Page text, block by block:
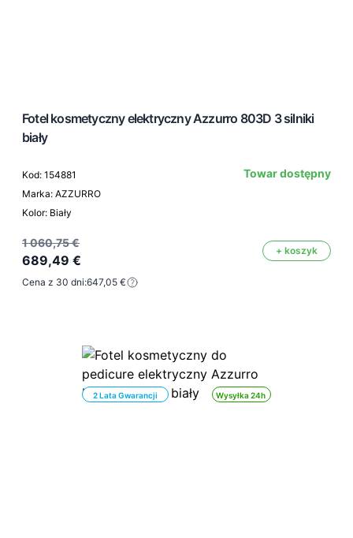
Fotel kosmetyczny elektryczny Azzurro 803D 3 silniki
biały
Kod: 154881
Marka: AZZURRO
Kolor: Biały
Towar dostępny
1 060,75 €
689,49 €
+ koszyk
Cena z 30 dni:647,05 €
Wysyłka 24h
2 Lata Gwarancji